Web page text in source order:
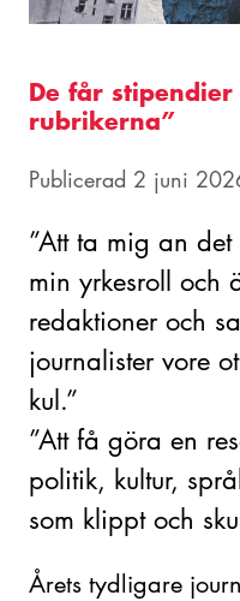
De får
rubrikerna”
Publicerad 2 juni
”Att ta mig an
min yrkesroll och
redaktioner och
journalister vore
kul.”
”Att få göra en
politik, kultur,
som klippt och
Årets tydligare